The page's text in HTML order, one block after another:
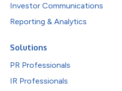
Investor Communications
Reporting & Analytics
Solutions
PR Professionals
IR Professionals